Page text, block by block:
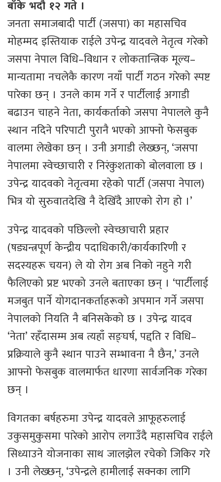
बाँके भदौ १२ गते ।
जनता समाजबादी पार्टी (जसपा) का महासचिव
मोहम्मद इस्तियाक राईले उपेन्द्र यादवले नेतृत्व गरेको
जसपा नेपाल विधि–विधान र लोकतान्त्रिक मूल्य–
मान्यतामा नचलेकै कारण नयाँ पार्टी गठन गरेको स्पष्ट
पारेका छन् । उनले काम गर्ने र पार्टीलाई अगाडी
बढाउन चाहने नेता, कार्यकर्ताको जसपा नेपालले कुनै
स्थान नदिने परिपाटी पुरानै भएको आफ्नो फेसबुक
वालमा लेखेका छन् । उनी अगाडी लेख्छन्, ‘जसपा
नेपालमा स्वेच्छाचारी र निरंकुशताको बोलवाला छ ।
उपेन्द्र यादवको नेतृत्वमा रहेको पार्टी (जसपा नेपाल)
भित्र यो सुरुवातदेखि नै देखिँदै आएको रोग हो ।’
उपेन्द्र यादवको पछिल्लो स्वेच्छाचारी प्रहार
(षड्यन्त्रपूर्ण केन्द्रीय पदाधिकारी/कार्यकारिणी र
सदस्यहरू चयन) ले यो रोग अब निको नहुने गरी
फैलिएको प्रष्ट भएको उनले बताएका छन् । ‘पार्टीलाई
मजबुत पार्ने योगदानकर्ताहरूको अपमान गर्ने जसपा
नेपालको नियति नै बनिसकेको छ । उपेन्द्र यादव
‘नेता’ रहँदासम्म अब त्यहाँ सङ्घर्ष, पद्दति र विधि–
प्रक्रियाले कुनै स्थान पाउने सम्भावना नै छैन,’ उनले
आफ्नो फेसबुक वालमार्फत धारणा सार्वजनिक गरेका
छन् ।
विगतका बर्षहरुमा उपेन्द्र यादवले आफूहरुलाई
उकुसमुकुसमा पारेको आरोप लगाउँदै महासचिव राईले
सिध्याउने योजनाका साथ जालझेल रचेको जिकिर गरे
। उनी लेख्छन्, ‘उपेन्द्रले हामीलाई सक्नका लागि